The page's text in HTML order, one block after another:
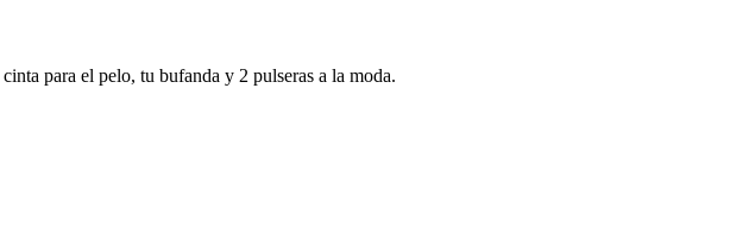
para el pelo, tu bufanda y 2 pulseras a la moda.